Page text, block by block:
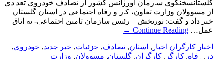
گلستانسخنگوی سازمان اورژانس کشور از تصادف خودروی تعدادی
از مسوولان وزارت تعاون، کار و رفاه اجتماعی در استان گلستان
خبر داد و گفت: نوربخش – رئیس سازمان تامین اجتماعی- به اتاق
عمل… Continue Reading
→
اخبار کارگران اخبار , استان, تصادف, جزئیات, خبر جدید, خودروی,
در , رفاه, کارگر , کارگران, گلستان, مسوولان, وزارت